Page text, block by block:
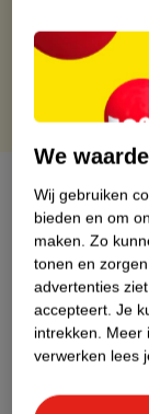
Gratis
Over dit
Nature
We
Wij gebruiken
bieden en om
maken. Zo
tonen en
advertenties
accepteert. Je
intrekken. Meer
verwerken lees